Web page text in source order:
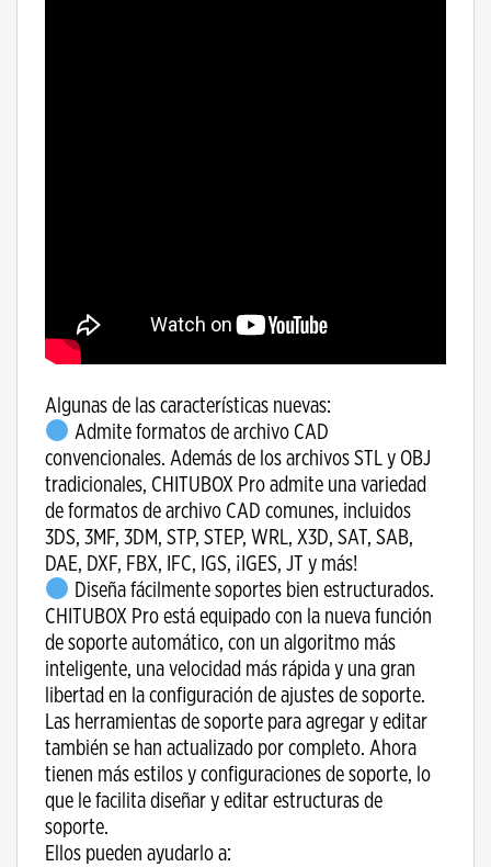
Algunas de las características nuevas:
Admite formatos de archivo CAD
convencionales. Además de los archivos STL y OBJ
tradicionales, CHITUBOX Pro admite una variedad
de formatos de archivo CAD comunes, incluidos
3DS, 3MF, 3DM, STP, STEP, WRL, X3D, SAT, SAB,
DAE, DXF, FBX, IFC, IGS, ¡IGES, JT y más!
Diseña fácilmente soportes bien estructurados.
CHITUBOX Pro está equipado con la nueva función
de soporte automático, con un algoritmo más
inteligente, una velocidad más rápida y una gran
libertad en la configuración de ajustes de soporte.
Las herramientas de soporte para agregar y editar
también se han actualizado por completo. Ahora
tienen más estilos y configuraciones de soporte, lo
que le facilita diseñar y editar estructuras de
soporte.
Ellos pueden ayudarlo a: